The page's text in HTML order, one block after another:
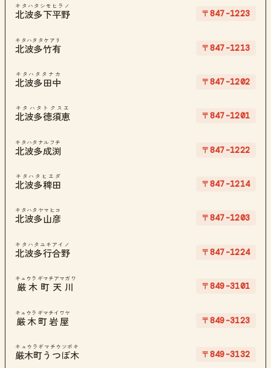
北波多下平野
キタハタシモヒラノ
〒847-1223
北波多竹有
キタハタタケアリ
〒847-1213
北波多田中
キタハタタナカ
〒847-1202
北波多徳須恵
キタハタトクスエ
〒847-1201
北波多成渕
キタハタナルフチ
〒847-1222
北波多稗田
キタハタヒエダ
〒847-1214
北波多山彦
キタハタヤマヒコ
〒847-1203
北波多行合野
キタハタユキアイノ
〒847-1224
厳木町天川
キュウラギマチアマガワ
〒849-3101
厳木町岩屋
キュウラギマチイワヤ
〒849-3123
厳木町うつぼ木
キュウラギマチウツボキ
〒849-3132